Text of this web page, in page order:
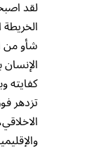
لقد
شأو من
كفايته
تزدهر